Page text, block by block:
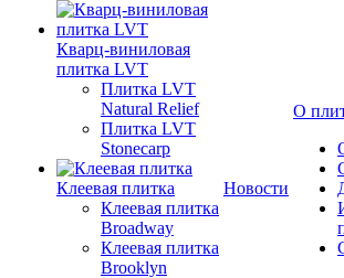
Кварц-виниловая
плитка LVT
Плитка LVT
Natural Relief
Плитка LVT
Stonecarp
Клеевая плитка
Клеевая плитка
Broadway
Клеевая плитка
Brooklyn
Новости
О